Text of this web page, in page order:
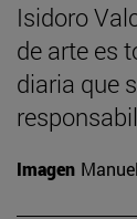
Isidoro
de arte es
diaria que
Imagen